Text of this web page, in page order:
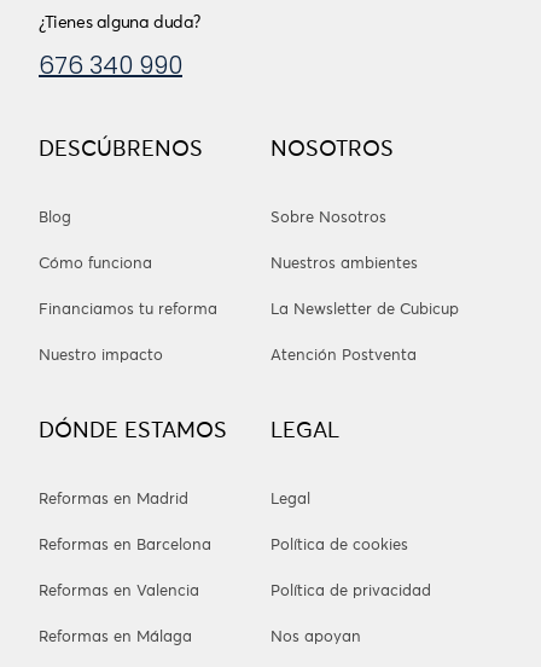
DESCÚBRENOS
Blog
Cómo funciona
Financiamos tu reforma
Nuestro impacto
NOSOTROS
Sobre Nosotros
Nuestros ambientes
La Newsletter de Cubicup
Atención Postventa
DÓNDE ESTAMOS
Reformas en Madrid
Reformas en Barcelona
Reformas en Valencia
Reformas en Málaga
LEGAL
Legal
Política de cookies
Política de privacidad
Nos apoyan
¿Tienes alguna duda?
676 340 990